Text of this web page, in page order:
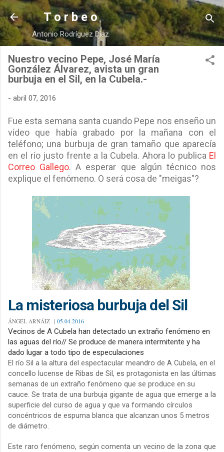
Ir al contenido principal
T o r b e o
Antonio Rodríguez Díaz
Nuestro vecino Pepe, José María
González Álvarez, avista un gran
burbuja en el Sil, en la Cubela.-
- abril 07, 2016
Fue esta semana santa cuando Pepe nos enseño un
vídeo que había grabado por la mañana con el
teléfono; una burbuja de gran tamaño que aparecía
en el río justo frente a la Cubela. Ahora lo publica El
Correo Gallego. A esperar que algún técnico nos
explique el fenómeno. O será cosa de "meigas"?
La misteriosa burbuja del Sil
ÁNGEL ARNÁIZ | 05.04.2016
Vecinos de A Cubela han detectado un extraño fenómeno en
las aguas del río// Se produce de manera intermitente y ha
dado lugar a todo tipo de especulaciones
El río Sil a la altura del espectacular meandro de A Cubela, en el
concello lucense de Ribas de Sil, es protagonista en las últimas
semanas de un extraño fenómeno que se produce en su
cauce. Se trata de una burbuja gigante de agua que emerge a la
superficie del curso de agua y que va formando círculos
concéntricos de espuma blanca que alcanzan unos 5 metros
de diámetro.
Este raro fenómeno, según comenta un vecino de la zona que